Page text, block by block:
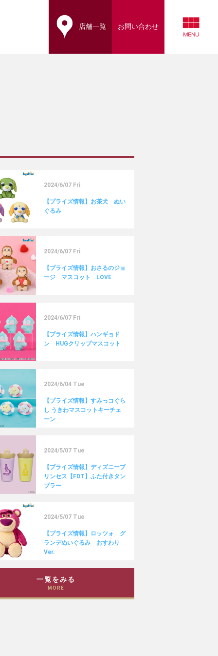
店舗一覧 お問い合わせ
2024/6/07 Fri
【プライズ情報】お茶犬 ぬい
ぐるみ
2024/6/07 Fri
【プライズ情報】おさるのジョ
ージ マスコット LOVE
2024/6/07 Fri
【プライズ情報】ハンギョド
ン HUGクリップマスコット
2024/6/04 Tue
【プライズ情報】すみっコぐら
し うきわマスコットキーチェ
ーン
2024/5/07 Tue
【プライズ情報】ディズニープ
リンセス【FDT】ふた付きタン
ブラー
2024/5/07 Tue
【プライズ情報】ロッツォ グ
ランデぬいぐるみ おすわり
Ver.
一覧をみる
MORE